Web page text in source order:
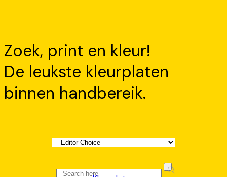
Zoek, print en kleur!
De leukste kleurplaten
binnen handbereik.